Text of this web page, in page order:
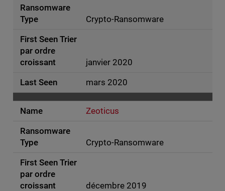
Crypto-Ransomware
janvier 2020
mars 2020
Zeoticus
Crypto-Ransomware
décembre 2019